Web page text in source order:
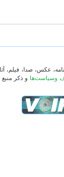
عکس، صدا، فیلم،
وسیاست‌ها و ذکر منبع